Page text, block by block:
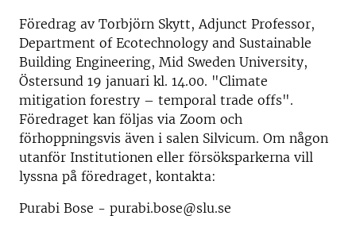
Föredrag av Torbjörn Skytt, Adjunct Professor,
Department of Ecotechnology and Sustainable
Building Engineering, Mid Sweden University,
Östersund 19 januari kl. 14.00. "Climate
mitigation forestry – temporal trade offs".
Föredraget kan följas via Zoom och
förhoppningsvis även i salen Silvicum. Om någon
utanför Institutionen eller försöksparkerna vill
lyssna på föredraget, kontakta:
Purabi Bose - purabi.bose@slu.se